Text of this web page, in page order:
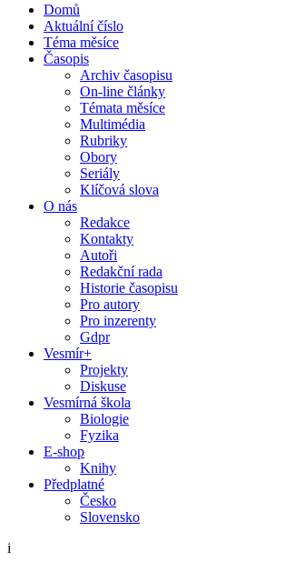
Domů
Aktuální číslo
Téma měsíce
Časopis
Archiv časopisu
On-line články
Témata měsíce
Multimédia
Rubriky
Obory
Seriály
Klíčová slova
O nás
Redakce
Kontakty
Autoři
Redakční rada
Historie časopisu
Pro autory
Pro inzerenty
Gdpr
Vesmír+
Projekty
Diskuse
Vesmírná škola
Biologie
Fyzika
E-shop
Knihy
Předplatné
Česko
Slovensko
i